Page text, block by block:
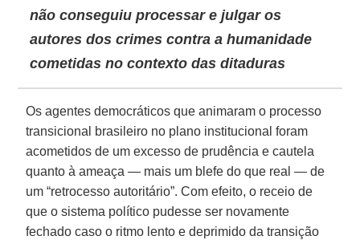
não conseguiu processar e julgar os
autores dos crimes contra a humanidade
cometidas no contexto das ditaduras
Os agentes democráticos que animaram o processo
transicional brasileiro no plano institucional foram
acometidos de um excesso de prudência e cautela
quanto à ameaça — mais um blefe do que real — de
um “retrocesso autoritário”. Com efeito, o receio de
que o sistema político pudesse ser novamente
fechado caso o ritmo lento e deprimido da transição